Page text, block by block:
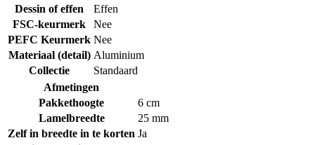
Dessin of effen
Effen
FSC-keurmerk
Nee
PEFC Keurmerk Nee
Materiaal (detail) Aluminium
Collectie
Standaard
Afmetingen
Pakkethoogte
6 cm
Lamelbreedte
25 mm
Zelf in breedte in te korten Ja